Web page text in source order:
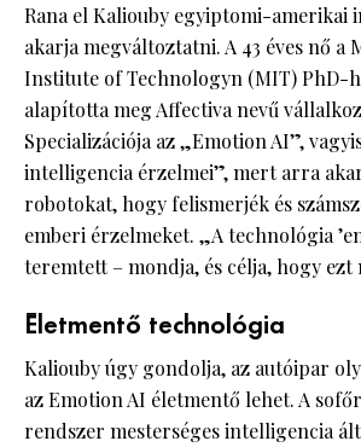
Rana el Kaliouby egyiptomi-amerikai
akarja megváltoztatni. A 43 éves nő a
Institute of Technologyn (MIT) PhD-
alapította meg Affectiva nevű
Specializációja az „Emotion AI”,
intelligencia érzelmei”, mert arra
robotokat, hogy felismerjék és
emberi érzelmeket. „A technológia
teremtett – mondja, és célja, hogy ezt
Életmentő technológia
Kaliouby úgy gondolja, az autóipar
az Emotion AI életmentő lehet. A
rendszer mesterséges intelligencia